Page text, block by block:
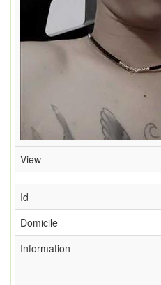
View
Id
Domicile
Information